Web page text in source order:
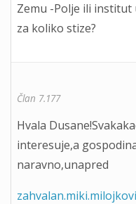
Zemu -Polje ili institut
za koliko stize?
Član 7.177
Hvala
interesuje,a
naravno,unapred